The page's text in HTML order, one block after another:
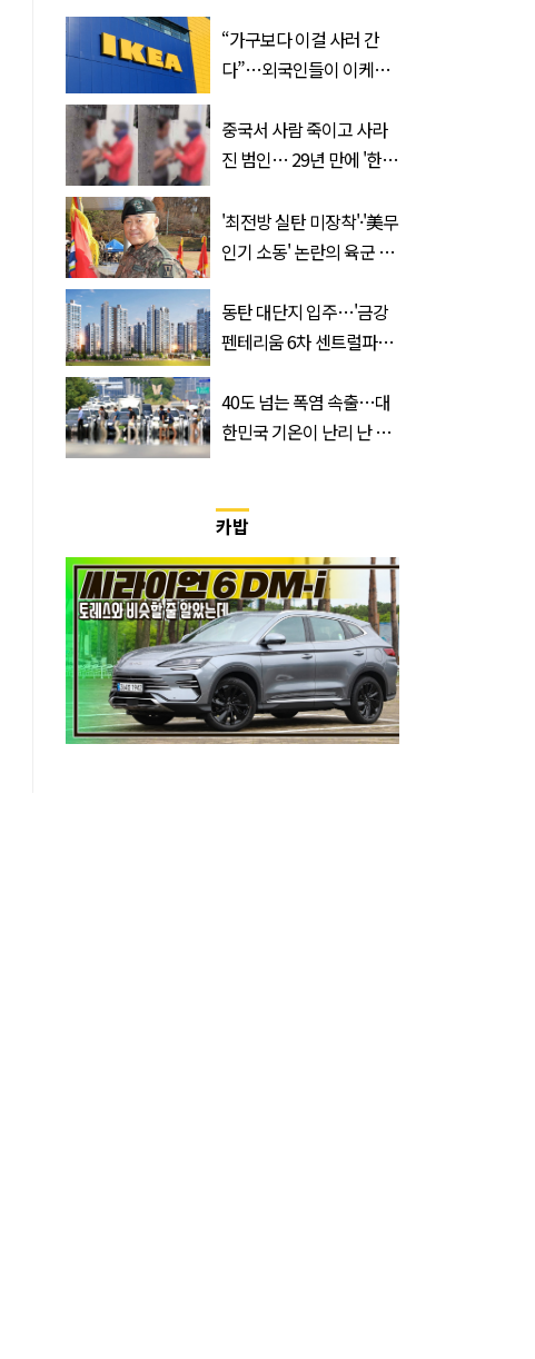
“가구보다 이걸 사러 간
다”…외국인들이 이케아
식 3종
중국서 사람 죽이고 사라
진 범인… 29년 만에 '한
'최전방 실탄 미장착'·'美무
인기 소동' 논란의 육군 1
동탄 대단지 입주…'금강
펜테리움 6차 센트럴파크'
는?
40도 넘는 폭염 속출…대
한민국 기온이 난리 난 이
카밥